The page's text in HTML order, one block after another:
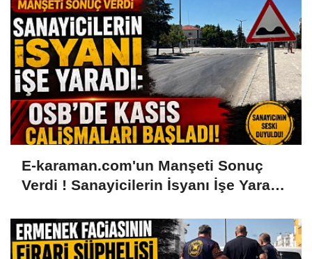
E-karaman.com'un Manşeti Sonuç
Verdi ! Sanayicilerin İsyanı İşe Yaradı: